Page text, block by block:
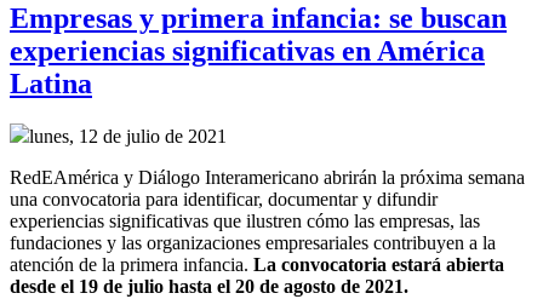
Empresas y primera infancia: se buscan
experiencias significativas en América
Latina
lunes, 12 de julio de 2021
RedEAmérica y Diálogo Interamericano abrirán la próxima semana
una convocatoria para identificar, documentar y difundir
experiencias significativas que ilustren cómo las empresas, las
fundaciones y las organizaciones empresariales contribuyen a la
atención de la primera infancia. La convocatoria estará abierta
desde el 19 de julio hasta el 20 de agosto de 2021.